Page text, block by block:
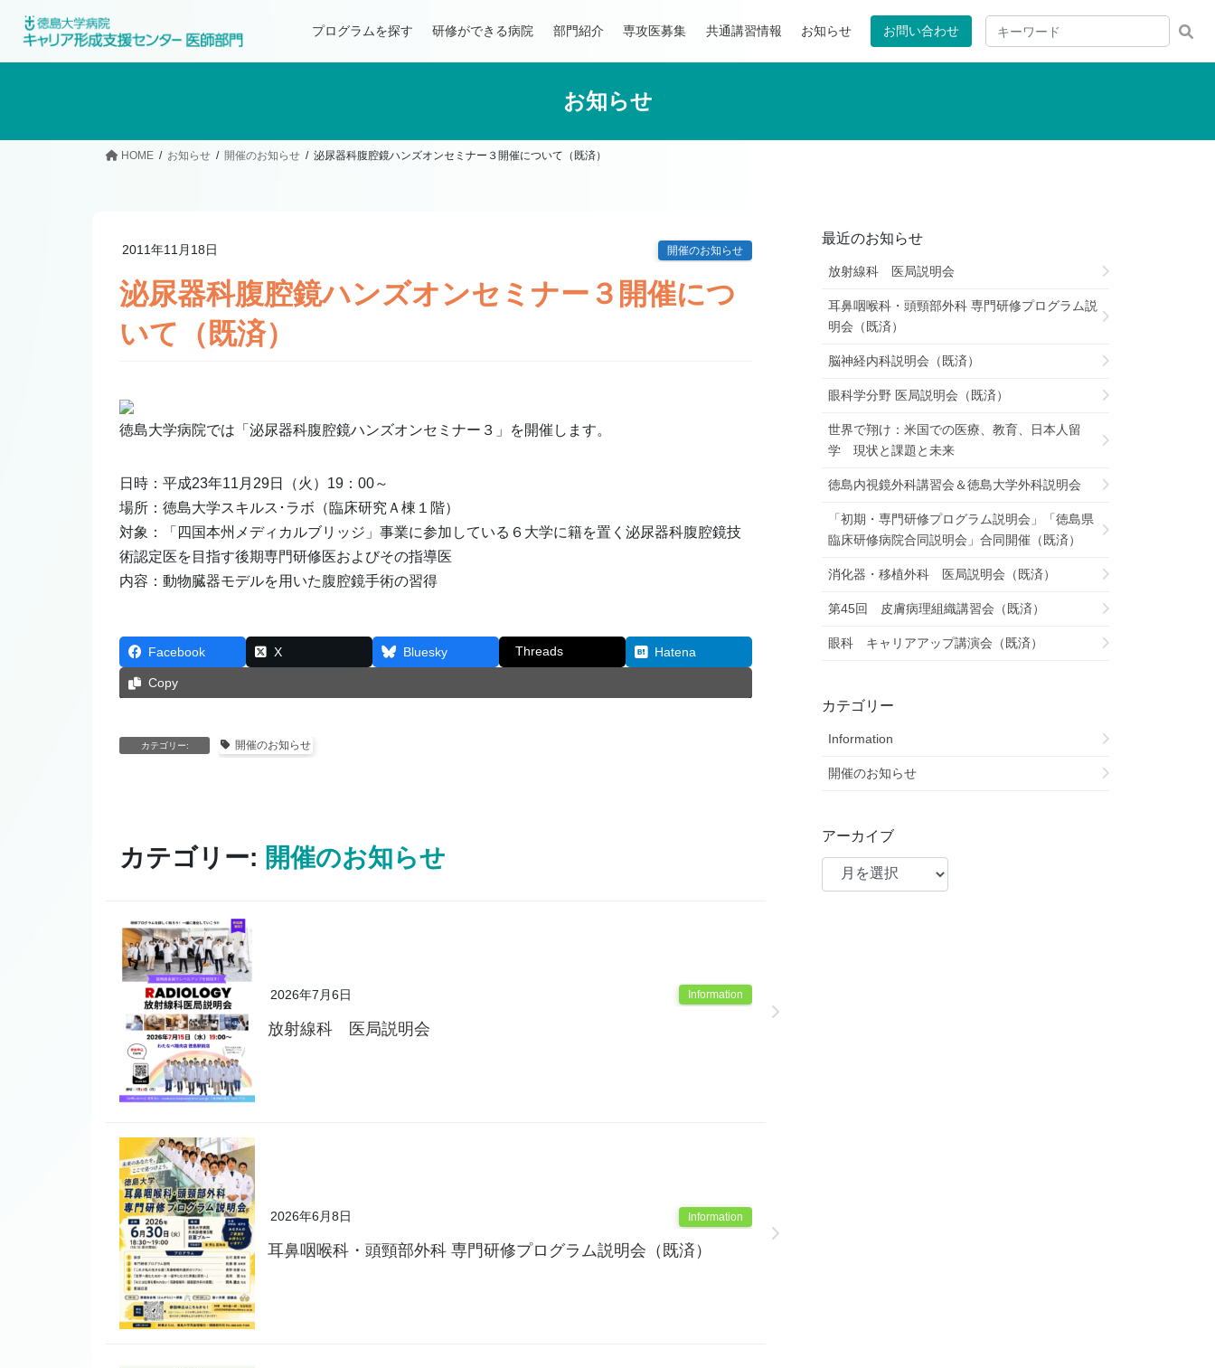
プログラムを探す 研修ができる病院 部門紹介 専攻医募集 共通講習情報 お知らせ お問い合わせ
お知らせ
HOME お知らせ 開催のお知らせ 泌尿器科腹腔鏡ハンズオンセミナー３開催について（既済）
2011年11月18日 開催のお知らせ
泌尿器科腹腔鏡ハンズオンセミナー３開催につ
いて（既済）
徳島大学病院では「泌尿器科腹腔鏡ハンズオンセミナー３」を開催します。
日時：平成23年11月29日（火）19：00～
場所：徳島大学スキルス･ラボ（臨床研究Ａ棟１階）
対象：「四国本州メディカルブリッジ」事業に参加している６大学に籍を置く泌尿器科腹腔鏡技
術認定医を目指す後期専門研修医およびその指導医
内容：動物臓器モデルを用いた腹腔鏡手術の習得
Facebook X Bluesky Threads Hatena
Copy
カテゴリー: 開催のお知らせ
カテゴリー: 開催のお知らせ
2026年7月6日 Information
放射線科 医局説明会
2026年6月8日 Information
耳鼻咽喉科・頭頸部外科 専門研修プログラム説明会（既済）
最近のお知らせ
放射線科 医局説明会
耳鼻咽喉科・頭頸部外科 専門研修プログラム説
明会（既済）
脳神経内科説明会（既済）
眼科学分野 医局説明会（既済）
世界で翔け：米国での医療、教育、日本人留
学 現状と課題と未来
徳島内視鏡外科講習会＆徳島大学外科説明会
「初期・専門研修プログラム説明会」「徳島県
臨床研修病院合同説明会」合同開催（既済）
消化器・移植外科 医局説明会（既済）
第45回 皮膚病理組織講習会（既済）
眼科 キャリアアップ講演会（既済）
カテゴリー
Information
開催のお知らせ
アーカイブ